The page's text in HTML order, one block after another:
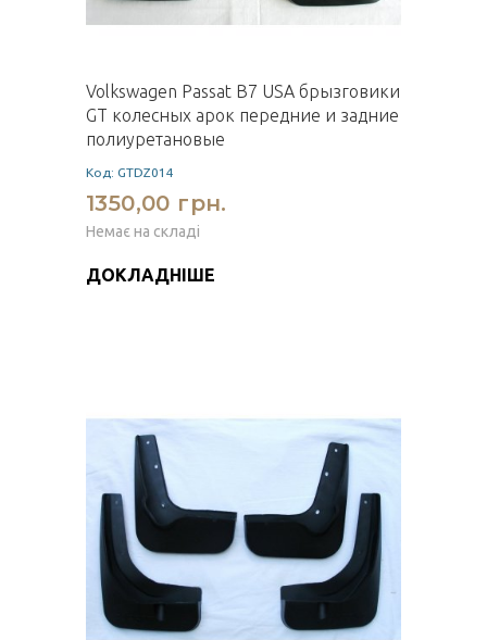
Volkswagen Passat B7 USA брызговики
GT колесных арок передние и задние
полиуретановые
Код: GTDZ014
1350,00 грн.
Немає на складі
ДОКЛАДНІШЕ